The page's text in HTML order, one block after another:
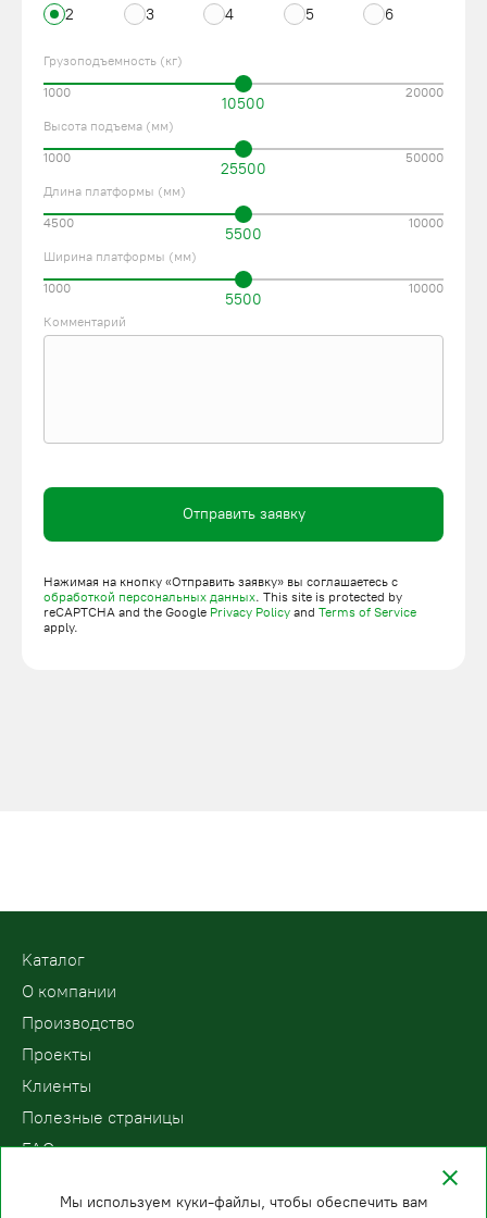
2 3 4 5 6
Грузоподъемность (кг)
10500
1000 20000
Высота подъема (мм)
25500
1000 50000
Длина платформы (мм)
5500
4500 10000
Ширина платформы (мм)
5500
1000 10000
Комментарий
Отправить заявку
Нажимая на кнопку «Отправить заявку» вы соглашаетесь с
обработкой персональных данных. This site is protected by
reCAPTCHA and the Google Privacy Policy and Terms of Service
apply.
Kаталог
О компании
Производство
Проекты
Клиенты
Полезные страницы
FAQ
Мы используем куки-файлы, чтобы обеспечить вам